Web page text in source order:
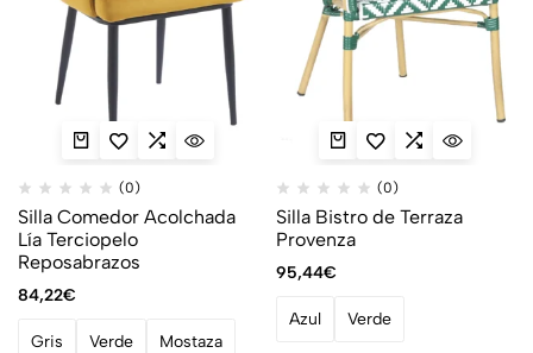
(0)
Silla Comedor Acolchada
Lía Terciopelo
Reposabrazos
84,22€
Gris Verde Mostaza
(0)
Silla Bistro de Terraza
Provenza
95,44€
Azul Verde